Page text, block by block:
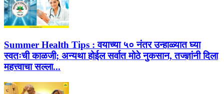
Summer Health Tips : वयाच्या ५० नंतर उन्हाळ्यात घ्या
स्वतःची काळजी; अन्यथा होईल सर्वात मोठे नुकसान, तज्ज्ञांनी दिला
महत्त्वाचा सल्ला...